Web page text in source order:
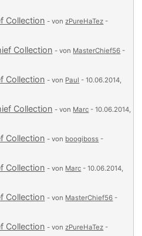
Collection - vonzPureHaTez -
Collection - von MasterChief56 -
Collection - von Paul - 10.06.2014,
Collection - von Marc - 10.06.2014,
Collection - von boogiboss -
Collection - von Marc - 10.06.2014,
Collection - von MasterChief56 -
Collection - vonzPureHaTez -